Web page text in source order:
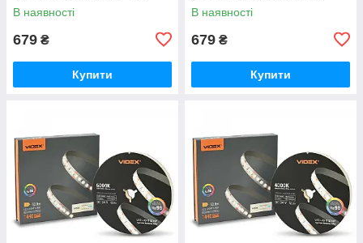
В наявності
679 ₴
Купити
В наявності
679 ₴
Купити